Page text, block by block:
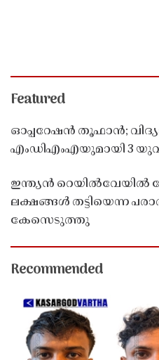
Featured
ഓപ്പറേഷൻ തൂഫാൻ;
എംഡിഎംഎയുമായി 3
ഇന്ത്യൻ റെയിൽവേയിൽ
ലക്ഷങ്ങൾ തട്ടിയെന്ന
കേസെടുത്തു
Recommended